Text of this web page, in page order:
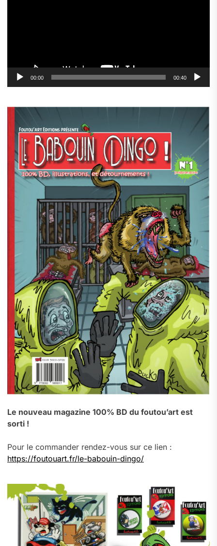
00:00 00:40
Le nouveau magazine 100% BD du foutou’art est
sorti !
Pour le commander rendez-vous sur ce lien :
https://foutouart.fr/le-babouin-dingo/